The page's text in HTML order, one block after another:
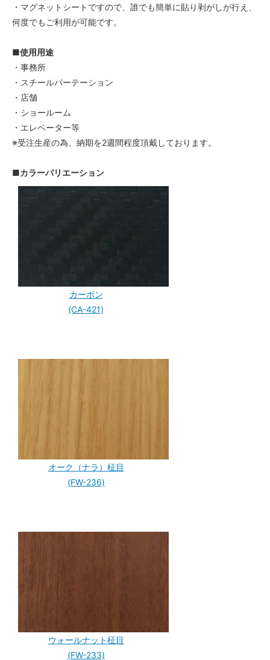
・マグネットシートですので、誰でも簡単に貼り剥がしが行え、
何度でもご利用が可能です。
■使用用途
・事務所
・スチールパーテーション
・店舗
・ショールーム
・エレベーター等
※受注生産の為、納期を2週間程度頂戴しております。
■カラーバリエーション
カーボン
(CA-421)
オーク（ナラ）柾目
(FW-236)
ウォールナット柾目
(FW-233)